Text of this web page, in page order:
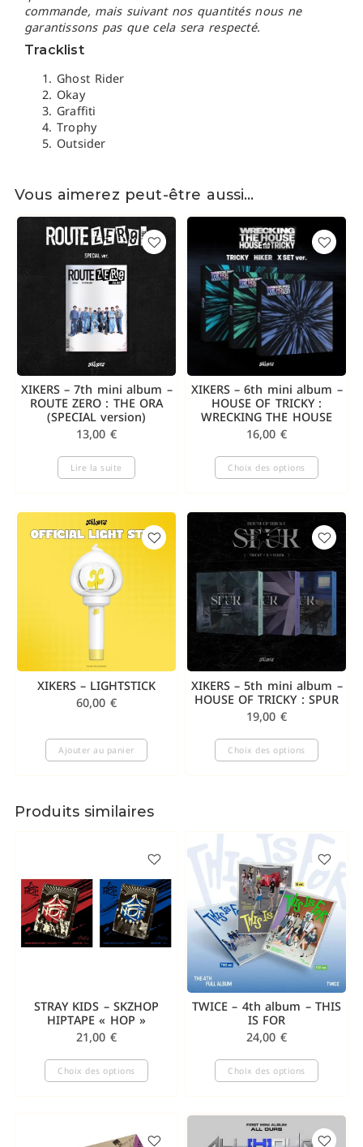
commande, mais suivant nos quantités nous ne
garantissons pas que cela sera respecté.
Tracklist
Ghost Rider
Okay
Graffiti
Trophy
Outsider
Vous aimerez peut-être aussi…
XIKERS – 7th mini album –
ROUTE ZERO : THE ORA
(SPECIAL version)
13,00 €
Lire la suite
XIKERS – 6th mini album –
HOUSE OF TRICKY :
WRECKING THE HOUSE
16,00 €
Choix des options
XIKERS – LIGHTSTICK
60,00 €
Ajouter au panier
XIKERS – 5th mini album –
HOUSE OF TRICKY : SPUR
19,00 €
Choix des options
Produits similaires
STRAY KIDS – SKZHOP
HIPTAPE « HOP »
21,00 €
Choix des options
TWICE – 4th album – THIS
IS FOR
24,00 €
Choix des options